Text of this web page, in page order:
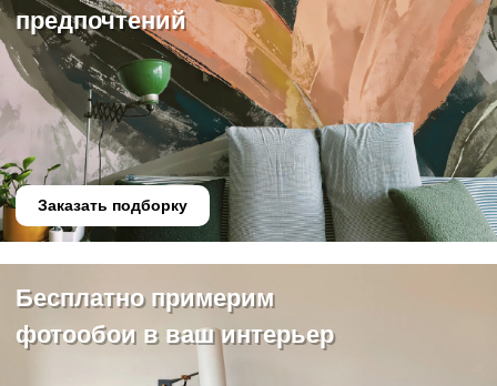
предпочтений
Заказать подборку
Бесплатно примерим
фотообои в ваш интерьер